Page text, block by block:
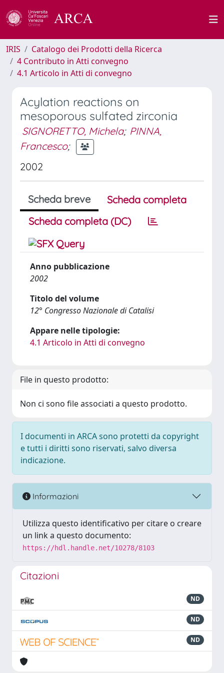
IRIS
Catalogo dei Prodotti della Ricerca
4 Contributo in Atti convegno
4.1 Articolo in Atti di convegno
Acylation reactions on
mesoporous sulfated zirconia
SIGNORETTO, Michela; PINNA,
Francesco;
2002
Scheda breve
Scheda completa
Scheda completa (DC)
Anno pubblicazione
2002
Titolo del volume
12° Congresso Nazionale di Catalisi
Appare nelle tipologie:
4.1 Articolo in Atti di convegno
File in questo prodotto:
Non ci sono file associati a questo prodotto.
I documenti in ARCA sono protetti da copyright
e tutti i diritti sono riservati, salvo diversa
indicazione.
Informazioni
Utilizza questo identificativo per citare o creare
un link a questo documento:
https://hdl.handle.net/10278/8103
Citazioni
ND
ND
ND